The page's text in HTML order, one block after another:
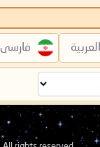
العربية فارسی